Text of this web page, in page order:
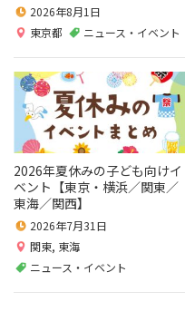
2026年8月1日
東京都
ニュース・イベント
2026年夏休みの子ども向けイ
ベント【東京・横浜／関東／
東海／関西】
2026年7月31日
関東, 東海
ニュース・イベント